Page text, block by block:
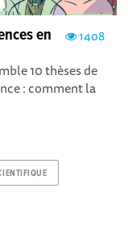
1408
en
10 thèses de
: comment la